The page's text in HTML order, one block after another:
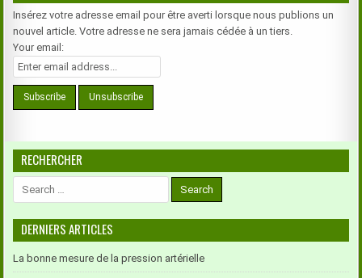
Insérez votre adresse email pour être averti lorsque nous publions un
nouvel article. Votre adresse ne sera jamais cédée à un tiers.
Your email:
RECHERCHER
Search
for:
DERNIERS ARTICLES
La bonne mesure de la pression artérielle